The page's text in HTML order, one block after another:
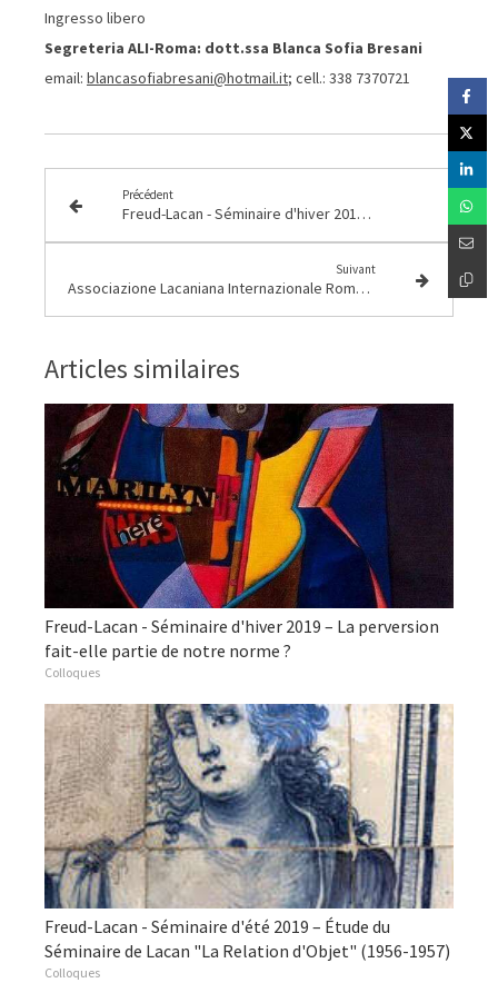
Ingresso libero
Segreteria ALI-Roma: dott.ssa Blanca Sofia Bresani
email: blancasofiabresani@hotmail.it; cell.: 338 7370721
Précédent
Freud-Lacan - Séminaire d'hiver 2019 – La perversion fait-elle partie de notre norme ?
Suivant
Associazione Lacaniana Internazionale Roma 2019
Articles similaires
Freud-Lacan - Séminaire d'hiver 2019 – La perversion
fait-elle partie de notre norme ?
Colloques
Freud-Lacan - Séminaire d'été 2019 – Étude du
Séminaire de Lacan "La Relation d'Objet" (1956-1957)
Colloques